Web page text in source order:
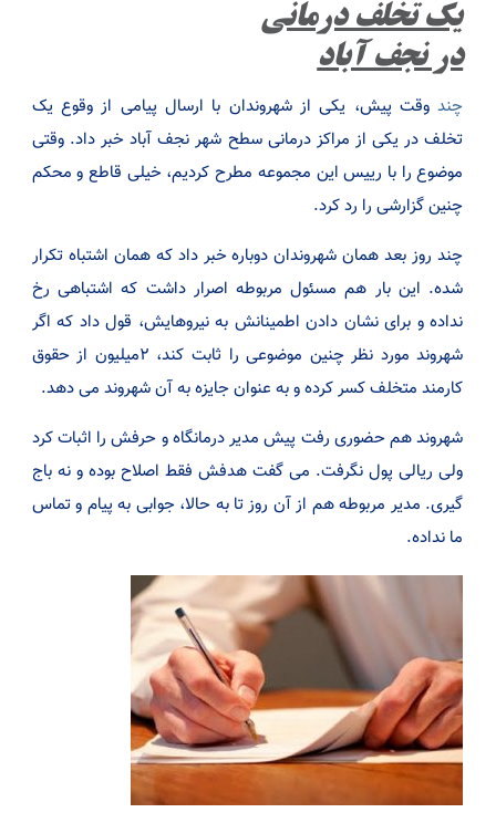
یک تخلف درمانی
در نجف آباد
چندوقت پیش، یکی از شهروندان با ارسال پیامی از وقوع یک
تخلف در یکی از مراکز درمانی سطح شهر نجف آباد خبر داد. وقتی
موضوع را با رییس این مجموعه مطرح کردیم، خیلی قاطع و محکم
چنین گزارشی را رد کرد.
چند روز بعد همان شهروندان دوباره خبر داد که همان اشتباه تکرار
شده. این بار هم مسئول مربوطه اصرار داشت که اشتباهی رخ
نداده و برای نشان دادن اطمینانش به نیروهایش، قول داد که اگر
شهروند مورد نظر چنین موضوعی را ثابت کند، ۲میلیون از حقوق
کارمند متخلف کسر کرده و به عنوان جایزه به آن شهروند می دهد.
شهروند هم حضوری رفت پیش مدیر درمانگاه و حرفش را اثبات کرد
ولی ریالی پول نگرفت. می گفت هدفش فقط اصلاح بوده و نه باج
گیری. مدیر مربوطه هم از آن روز تا به حالا، جوابی به پیام و تماس
ما نداده.